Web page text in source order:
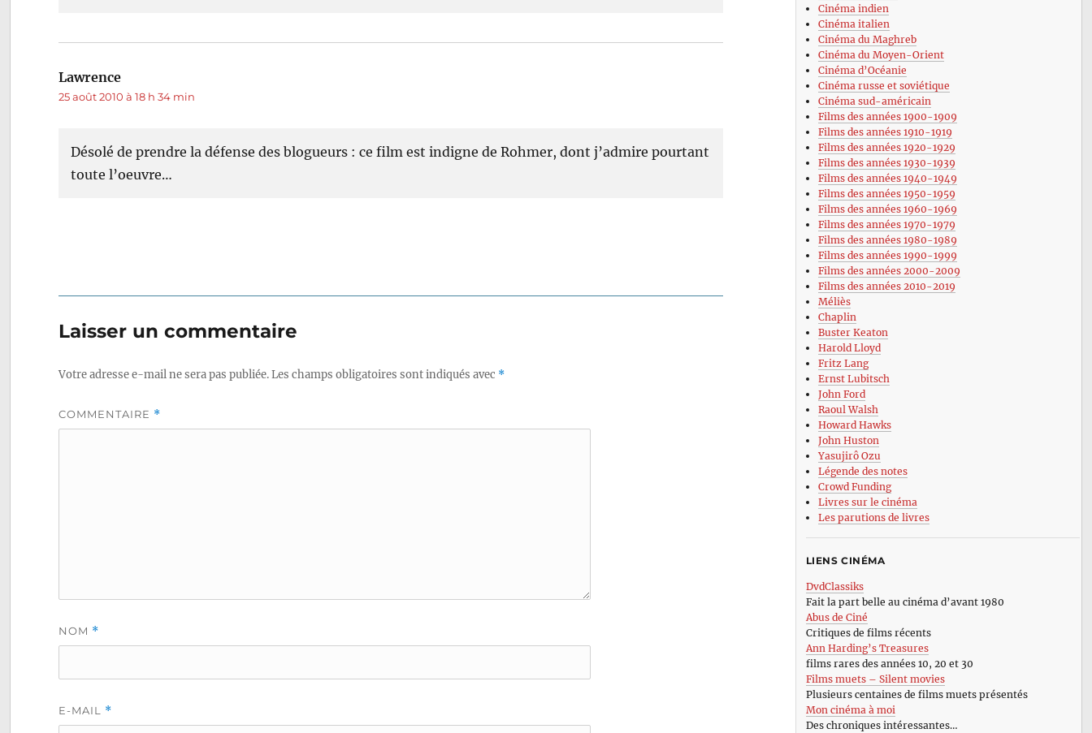
Lawrence
25 août 2010 à 18 h 34 min
Désolé de prendre la défense des blogueurs : ce film est indigne de Rohmer, dont j’admire pourtant
toute l’oeuvre…
Laisser un commentaire
Votre adresse e-mail ne sera pas publiée.Les champs obligatoires sont indiqués avec *
COMMENTAIRE *
NOM *
E-MAIL *
Cinéma indien
Cinéma italien
Cinéma du Maghreb
Cinéma du Moyen-Orient
Cinéma d’Océanie
Cinéma russe et soviétique
Cinéma sud-américain
Films des années 1900-1909
Films des années 1910-1919
Films des années 1920-1929
Films des années 1930-1939
Films des années 1940-1949
Films des années 1950-1959
Films des années 1960-1969
Films des années 1970-1979
Films des années 1980-1989
Films des années 1990-1999
Films des années 2000-2009
Films des années 2010-2019
Méliès
Chaplin
Buster Keaton
Harold Lloyd
Fritz Lang
Ernst Lubitsch
John Ford
Raoul Walsh
Howard Hawks
John Huston
Yasujirô Ozu
Légende des notes
Crowd Funding
Livres sur le cinéma
Les parutions de livres
LIENS CINÉMA
DvdClassiks
Fait la part belle au cinéma d’avant 1980
Abus de Ciné
Critiques de films récents
Ann Harding’s Treasures
films rares des années 10, 20 et 30
Films muets – Silent movies
Plusieurs centaines de films muets présentés
Mon cinéma à moi
Des chroniques intéressantes…